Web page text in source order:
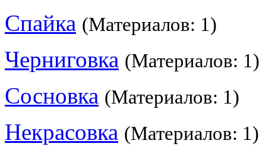
Спайка (Материалов: 1)
Черниговка (Материалов: 1)
Сосновка (Материалов: 1)
Некрасовка (Материалов: 1)